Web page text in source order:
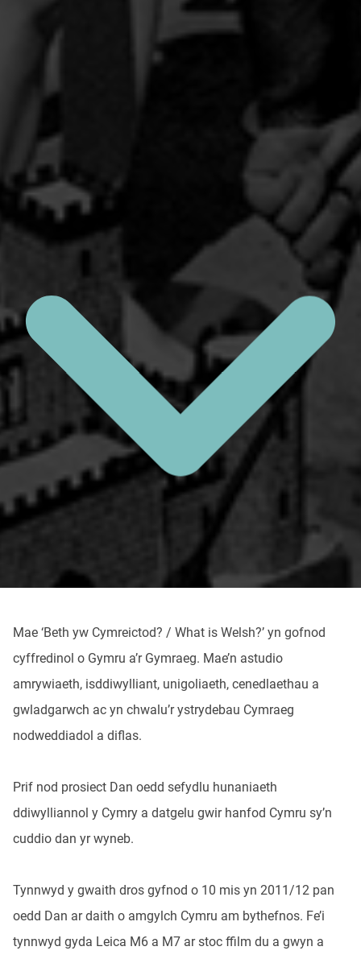
Mae ‘Beth yw Cymreictod? / What is Welsh?’ yn gofnod
cyffredinol o Gymru a’r Gymraeg. Mae’n astudio
amrywiaeth, isddiwylliant, unigoliaeth, cenedlaethau a
gwladgarwch ac yn chwalu’r ystrydebau Cymraeg
nodweddiadol a diflas.
Prif nod prosiect Dan oedd sefydlu hunaniaeth
ddiwylliannol y Cymry a datgelu gwir hanfod Cymru sy’n
cuddio dan yr wyneb.
Tynnwyd y gwaith dros gyfnod o 10 mis yn 2011/12 pan
oedd Dan ar daith o amgylch Cymru am bythefnos. Fe’i
tynnwyd gyda Leica M6 a M7 ar stoc ffilm du a gwyn a